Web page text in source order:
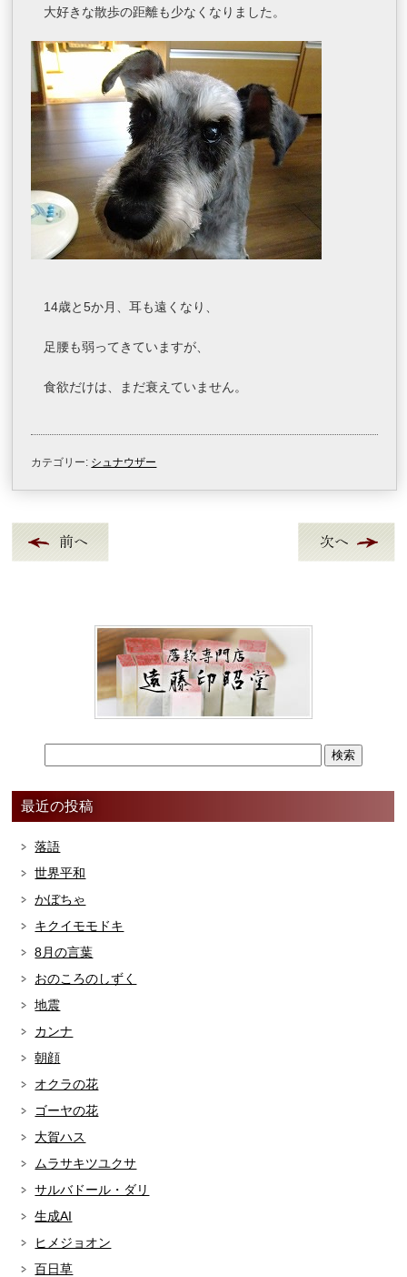
大好きな散歩の距離も少なくなりました。
14歳と5か月、耳も遠くなり、
足腰も弱ってきていますが、
食欲だけは、まだ衰えていません。
カテゴリー: シュナウザー
最近の投稿
落語
世界平和
かぼちゃ
キクイモモドキ
8月の言葉
おのころのしずく
地震
カンナ
朝顔
オクラの花
ゴーヤの花
大賀ハス
ムラサキツユクサ
サルバドール・ダリ
生成AI
ヒメジョオン
百日草